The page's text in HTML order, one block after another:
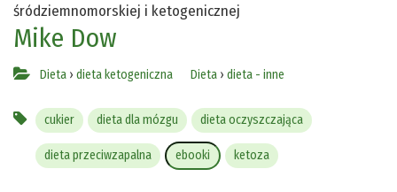
śródziemnomorskiej i ketogenicznej
Mike Dow
Dieta › dieta ketogeniczna Dieta › dieta - inne
cukier dieta dla mózgu dieta oczyszczająca
dieta przeciwzapalna ebooki ketoza